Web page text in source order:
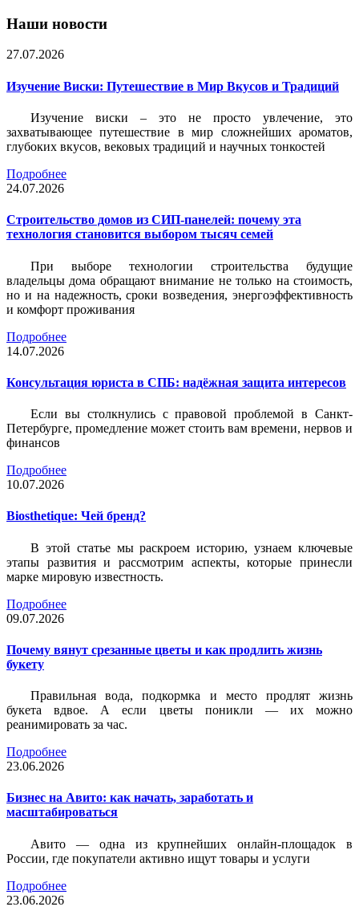
Наши новости
27.07.2026
Изучение Виски: Путешествие в Мир Вкусов и Традиций
Изучение виски – это не просто увлечение, это
захватывающее путешествие в мир сложнейших ароматов,
глубоких вкусов, вековых традиций и научных тонкостей
Подробнее
24.07.2026
Строительство домов из СИП-панелей: почему эта
технология становится выбором тысяч семей
При выборе технологии строительства будущие
владельцы дома обращают внимание не только на стоимость,
но и на надежность, сроки возведения, энергоэффективность
и комфорт проживания
Подробнее
14.07.2026
Консультация юриста в СПБ: надёжная защита интересов
Если вы столкнулись с правовой проблемой в Санкт-
Петербурге, промедление может стоить вам времени, нервов и
финансов
Подробнее
10.07.2026
Biosthetique: Чей бренд?
В этой статье мы раскроем историю, узнаем ключевые
этапы развития и рассмотрим аспекты, которые принесли
марке мировую известность.
Подробнее
09.07.2026
Почему вянут срезанные цветы и как продлить жизнь
букету
Правильная вода, подкормка и место продлят жизнь
букета вдвое. А если цветы поникли — их можно
реанимировать за час.
Подробнее
23.06.2026
Бизнес на Авито: как начать, заработать и
масштабироваться
Авито — одна из крупнейших онлайн-площадок в
России, где покупатели активно ищут товары и услуги
Подробнее
23.06.2026